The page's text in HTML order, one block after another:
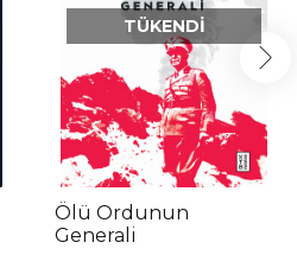
TÜKENDI
Ölü Ordunun
Generali